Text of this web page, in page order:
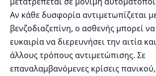
Αν κάθε δυσφορία αντιμετωπίζεται
βενζοδιαζεπίνη, ο ασθενής μπορεί
ευκαιρία να διερευνήσει την αιτία
άλλους τρόπους αντιμετώπισης. Σε
επαναλαμβανόμενες κρίσεις πανικού,